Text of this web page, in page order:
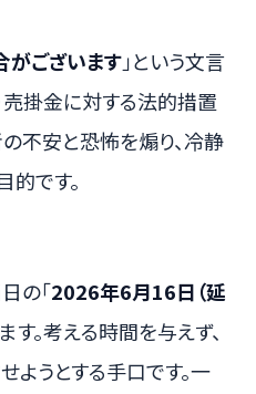
ございます」という文言
売掛金に対する法的措置
不安と恐怖を煽り、冷静
です。
の「2026年6月16日（延
す。考える時間を与えず、
ようとする手口です。一